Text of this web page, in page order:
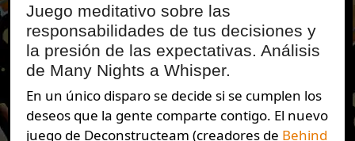
Juego meditativo sobre las
responsabilidades de tus decisiones y
la presión de las expectativas. Análisis
de Many Nights a Whisper.
En un único disparo se decide si se cumplen los
deseos que la gente comparte contigo. El nuevo
juego de Deconstructeam (creadores de Behind